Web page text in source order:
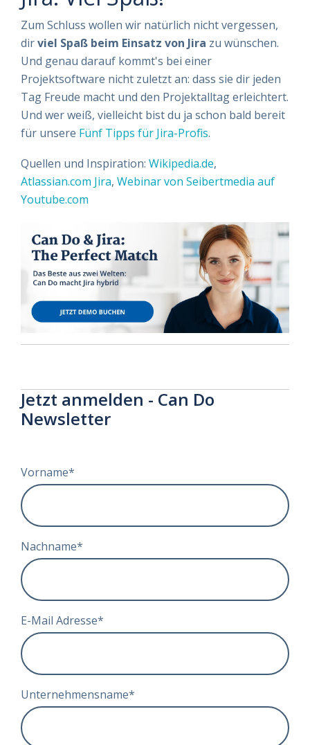
Zum Schluss wollen wir natürlich nicht vergessen,
dirviel Spaß beim Einsatz von Jira zu wünschen.
Und genau darauf kommt's bei einer
Projektsoftware nicht zuletzt an: dass sie dir jeden
Tag Freude macht und den Projektalltag erleichtert.
Und wer weiß, vielleicht bist du ja schon bald bereit
für unsere Fünf Tipps für Jira-Profis.
Quellen und Inspiration: Wikipedia.de,
Atlassian.com Jira, Webinar von Seibertmedia auf
Youtube.com
Jetzt anmelden - Can Do
Newsletter
Vorname*
Nachname*
E-Mail Adresse*
Unternehmensname*